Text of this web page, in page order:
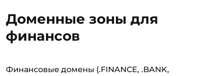
Доменные зоны для
финансов
Финансовые домены (.FINANCE, .BANK,